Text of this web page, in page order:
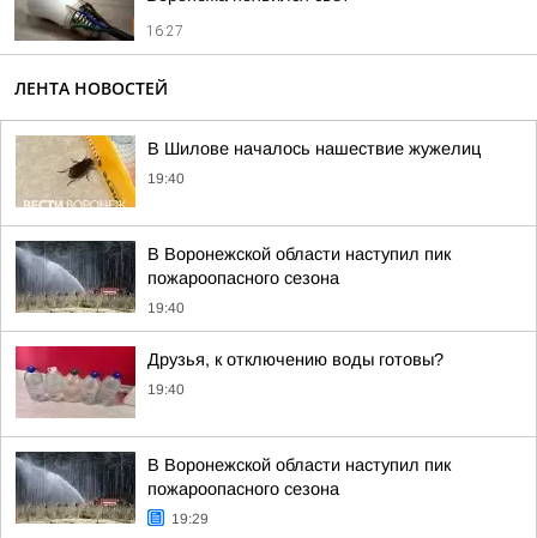
16:27
ЛЕНТА НОВОСТЕЙ
В Шилове началось нашествие жужелиц
19:40
В Воронежской области наступил пик
пожароопасного сезона
19:40
Друзья, к отключению воды готовы?
19:40
В Воронежской области наступил пик
пожароопасного сезона
19:29